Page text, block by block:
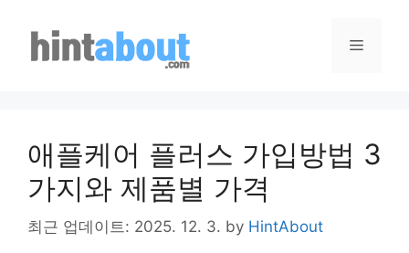
content
Menu
애플케어 플러스 가입방법 3
가지와 제품별 가격
최근 업데이트: 2025. 12. 3. by HintAbout